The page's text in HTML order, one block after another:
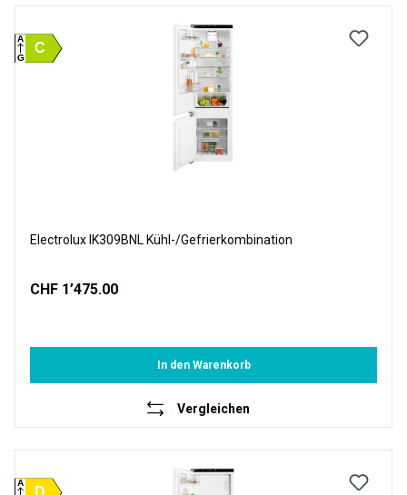
C
A
G
Electrolux IK309BNL Kühl-/Gefrierkombination
CHF 1’475.00
In den Warenkorb
Vergleichen
A